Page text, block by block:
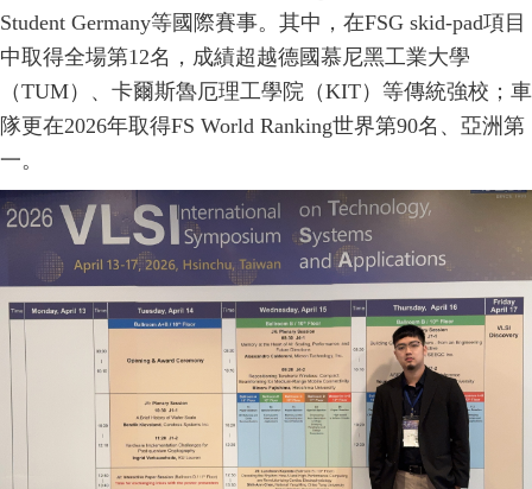
Student Germany等國際賽事。其中，在FSG skid-pad項目
中取得全場第12名，成績超越德國慕尼黑工業大學
（TUM）、卡爾斯魯厄理工學院（KIT）等傳統強校；車
隊更在2026年取得FS World Ranking世界第90名、亞洲第
一。